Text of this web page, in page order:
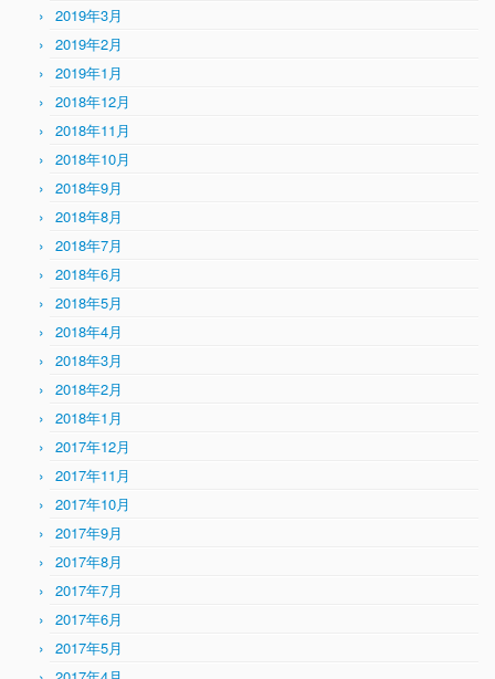
2019年3月
2019年2月
2019年1月
2018年12月
2018年11月
2018年10月
2018年9月
2018年8月
2018年7月
2018年6月
2018年5月
2018年4月
2018年3月
2018年2月
2018年1月
2017年12月
2017年11月
2017年10月
2017年9月
2017年8月
2017年7月
2017年6月
2017年5月